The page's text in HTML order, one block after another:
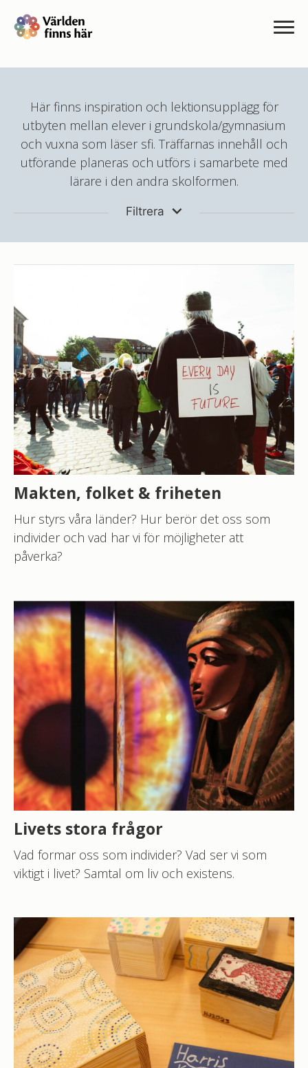
Här finns inspiration och lektionsupplägg för
utbyten mellan elever i grundskola/gymnasium
och vuxna som läser sfi. Träffarnas innehåll och
utförande planeras och utförs i samarbete med
lärare i den andra skolformen.
Filtrera
ÅRSKURS 1-3 ÅRSKURS 4-6
SFI C
SFI D SVA GRUND
Välj ämne
HITTA LEKTIONER
Makten, folket & friheten
Hur styrs våra länder? Hur berör det oss som
individer och vad har vi för möjligheter att
påverka?
Livets stora frågor
Vad formar oss som individer? Vad ser vi som
viktigt i livet? Samtal om liv och existens.